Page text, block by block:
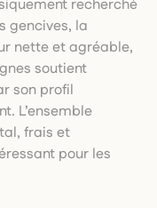
recherché
gencives, la
nette et agréable,
soutient
son profil
L’ensemble
frais et
pour les